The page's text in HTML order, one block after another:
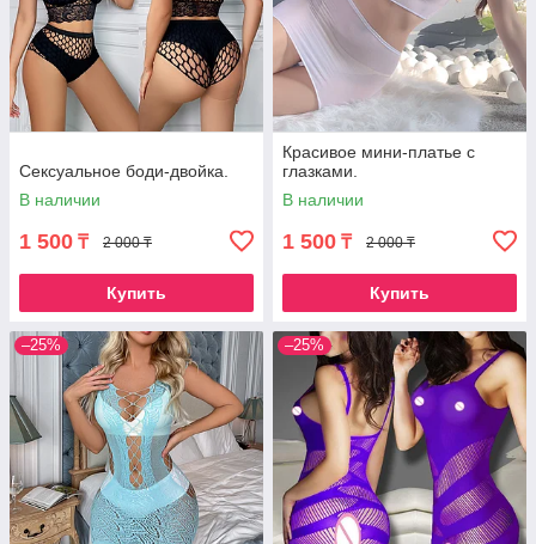
Сексуальное боди-двойка.
В наличии
1 500 ₸ 2 000 ₸
Купить
Красивое мини-платье с
глазками.
В наличии
1 500 ₸ 2 000 ₸
Купить
–25% –25%